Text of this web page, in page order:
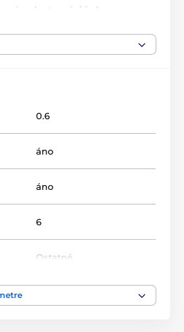
v kategóriách
0.6
áno
áno
6
Ostatné